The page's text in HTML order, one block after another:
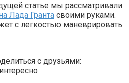
статье мы рассматривали
Лада Гранта своими руками.
с легкостью маневрировать
с друзьями: